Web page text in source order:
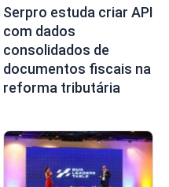
Serpro estuda criar API
com dados
consolidados de
documentos fiscais na
reforma tributária